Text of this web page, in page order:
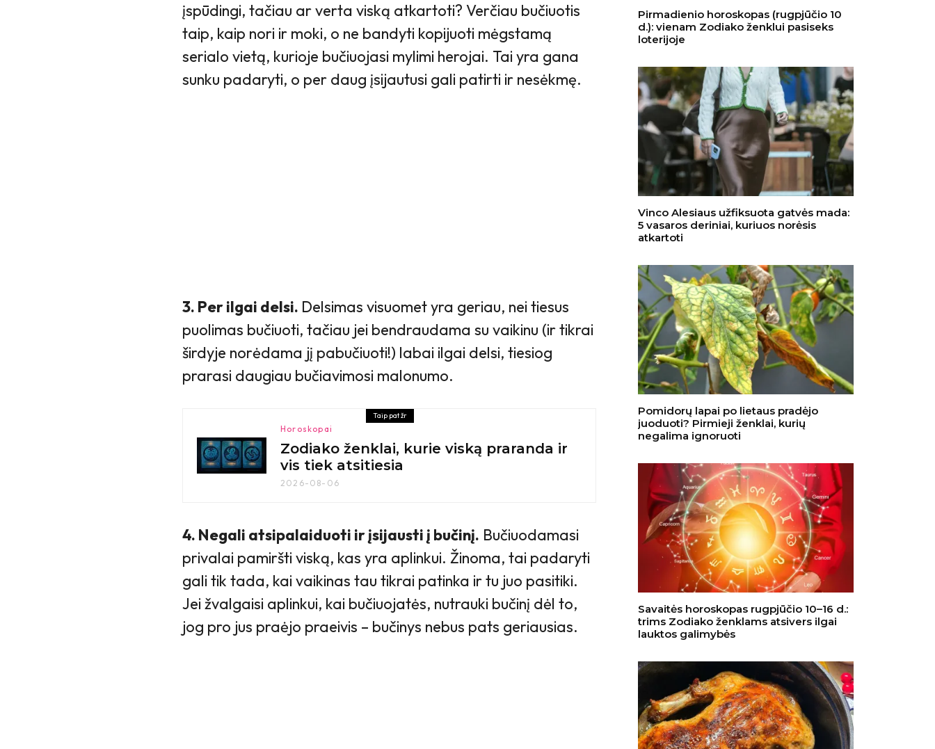
įspūdingi, tačiau ar verta viską atkartoti? Verčiau bučiuotis
taip, kaip nori ir moki, o ne bandyti kopijuoti mėgstamą
serialo vietą, kurioje bučiuojasi mylimi herojai. Tai yra gana
sunku padaryti, o per daug įsijautusi gali patirti ir nesėkmę.
3. Per ilgai delsi. Delsimas visuomet yra geriau, nei tiesus
puolimas bučiuoti, tačiau jei bendraudama su vaikinu (ir tikrai
širdyje norėdama jį pabučiuoti!) labai ilgai delsi, tiesiog
prarasi daugiau bučiavimosi malonumo.
Taip pat žr
Horoskopai
Zodiako ženklai, kurie viską praranda ir
vis tiek atsitiesia
2026-08-06
4. Negali atsipalaiduoti ir įsijausti į bučinį. Bučiuodamasi
privalai pamiršti viską, kas yra aplinkui. Žinoma, tai padaryti
gali tik tada, kai vaikinas tau tikrai patinka ir tu juo pasitiki.
Jei žvalgaisi aplinkui, kai bučiuojatės, nutrauki bučinį dėl to,
jog pro jus praėjo praeivis – bučinys nebus pats geriausias.
Pirmadienio horoskopas (rugpjūčio 10
d.): vienam Zodiako ženklui pasiseks
loterijoje
Vinco Alesiaus užfiksuota gatvės mada:
5 vasaros deriniai, kuriuos norėsis
atkartoti
Pomidorų lapai po lietaus pradėjo
juoduoti? Pirmieji ženklai, kurių
negalima ignoruoti
Savaitės horoskopas rugpjūčio 10–16 d.:
trims Zodiako ženklams atsivers ilgai
lauktos galimybės